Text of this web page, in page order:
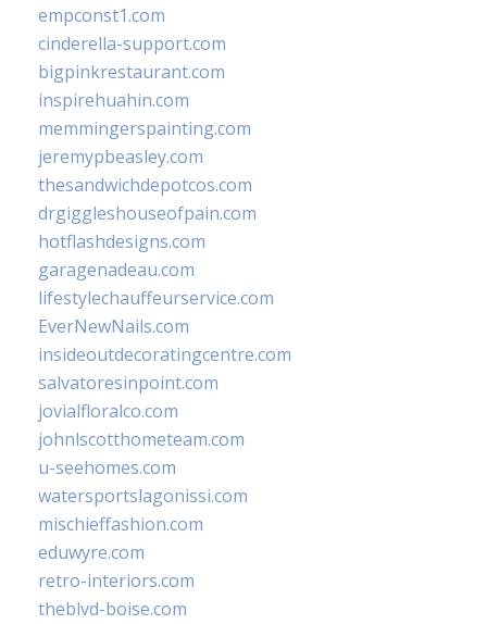
empconst1.com
cinderella-support.com
bigpinkrestaurant.com
inspirehuahin.com
memmingerspainting.com
jeremypbeasley.com
thesandwichdepotcos.com
drgiggleshouseofpain.com
hotflashdesigns.com
garagenadeau.com
lifestylechauffeurservice.com
EverNewNails.com
insideoutdecoratingcentre.com
salvatoresinpoint.com
jovialfloralco.com
johnlscotthometeam.com
u-seehomes.com
watersportslagonissi.com
mischieffashion.com
eduwyre.com
retro-interiors.com
theblvd-boise.com